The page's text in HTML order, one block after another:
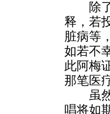
除了
释，若
脏病等
如若不
此阿梅
那笔医
虽然
唱将如